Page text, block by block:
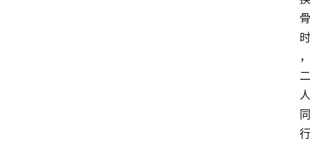
骨
时
，
二
人
同
行